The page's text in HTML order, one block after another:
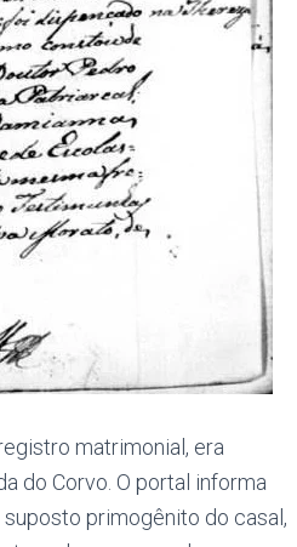
matrimonial, era
do Corvo. O portal informa
primogênito do casal,